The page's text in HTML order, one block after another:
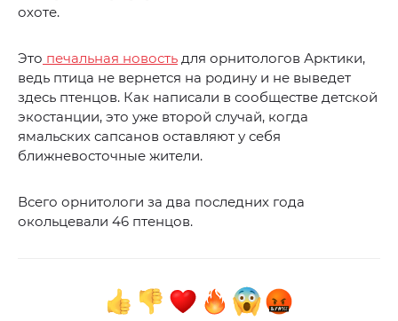
охоте.
Это печальная новость для орнитологов Арктики,
ведь птица не вернется на родину и не выведет
здесь птенцов. Как написали в сообществе детской
экостанции, это уже второй случай, когда
ямальских сапсанов оставляют у себя
ближневосточные жители.
Всего орнитологи за два последних года
окольцевали 46 птенцов.